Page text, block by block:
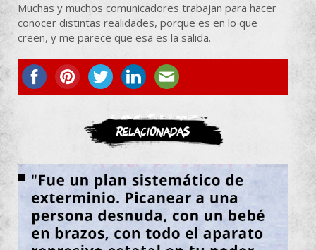
Muchas y muchos comunicadores trabajan para hacer
conocer distintas realidades, porque es en lo que
creen, y me parece que esa es la salida.
ASOCIATE
Relacionadas